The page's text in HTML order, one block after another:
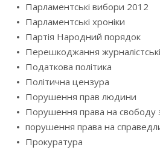
Парламентські вибори 2012
Парламентські хроніки
Партія Народний порядок
Перешкоджання
Податкова політика
Політична цензура
Порушення прав людини
Порушення права на свободу
порушення права на
Прокуратура